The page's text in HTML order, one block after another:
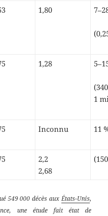
1,80
1,28
1
Inconnu 11
2,2
2,68
549 000 décès aux États-Unis,
une étude fait état de